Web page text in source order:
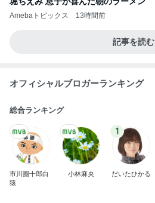
Amebaトピックス 13時間前
記事を読む
オフィシャルブロガーランキング
総合ランキング
市川團十郎白
猿
小林麻央
1
だいたひかる